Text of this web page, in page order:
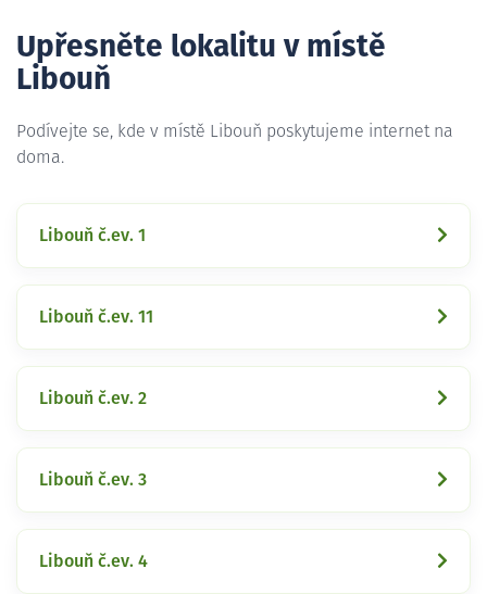
Upřesněte lokalitu v místě
Libouň
Podívejte se, kde v místě Libouň poskytujeme internet na
doma.
Libouň č.ev. 1
Libouň č.ev. 11
Libouň č.ev. 2
Libouň č.ev. 3
Libouň č.ev. 4